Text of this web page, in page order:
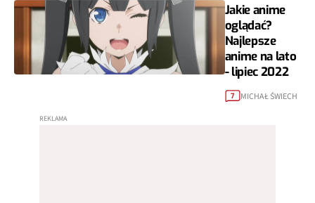
Jakie anime
oglądać?
Najlepsze
anime na lato
- lipiec 2022
7 MICHAŁ ŚWIECH